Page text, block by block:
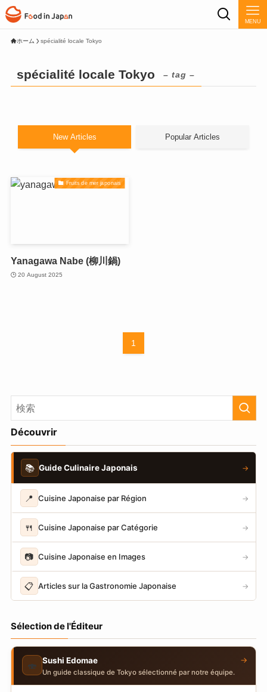
MENU
ホーム spécialité locale Tokyo
spécialité locale Tokyo – tag –
New Articles Popular Articles
Fruits de mer japonais
Yanagawa Nabe (柳川鍋)
20 August 2025
1
Découvrir
📚 Guide Culinaire Japonais →
📍 Cuisine Japonaise par Région →
🍴 Cuisine Japonaise par Catégorie →
📷 Cuisine Japonaise en Images →
📋 Articles sur la Gastronomie Japonaise →
Sélection de l'Éditeur
🍣 Sushi Edomae
Un guide classique de Tokyo sélectionné par notre équipe.
→